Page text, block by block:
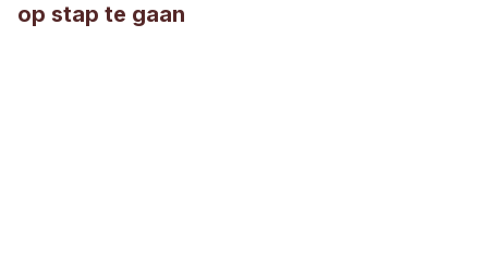
op stap te gaan